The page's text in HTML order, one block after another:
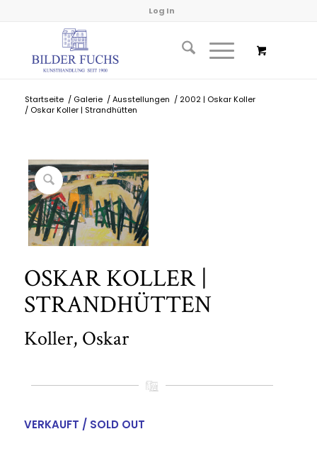
Log In
Startseite / Galerie / Ausstellungen / 2002 | Oskar Koller
/ Oskar Koller | Strandhütten
OSKAR KOLLER |
STRANDHÜTTEN
Koller, Oskar
VERKAUFT / SOLD OUT